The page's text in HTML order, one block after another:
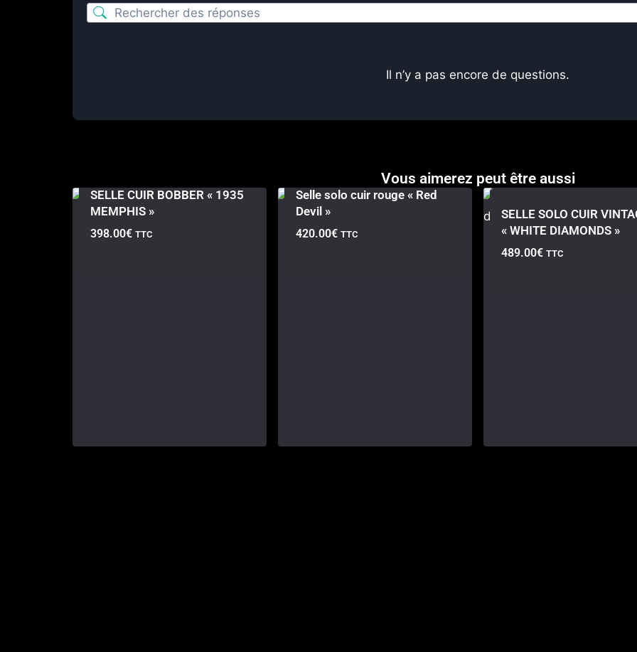
Il n’y a pas encore de questions.
Vous aimerez peut être aussi
SELLE CUIR BOBBER « 1935
MEMPHIS »
398.00€ TTC
Selle solo cuir rouge « Red
Devil »
420.00€ TTC
SELLE SOLO CUIR
« WHITE DIAMONDS »
489.00€ TTC